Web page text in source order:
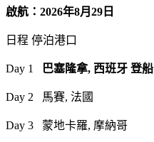
啟航：2026年8月29日
日程 停泊港口
Day 1 巴塞隆拿, 西班牙 登船
Day 2 馬賽, 法國
Day 3 蒙地卡羅, 摩納哥